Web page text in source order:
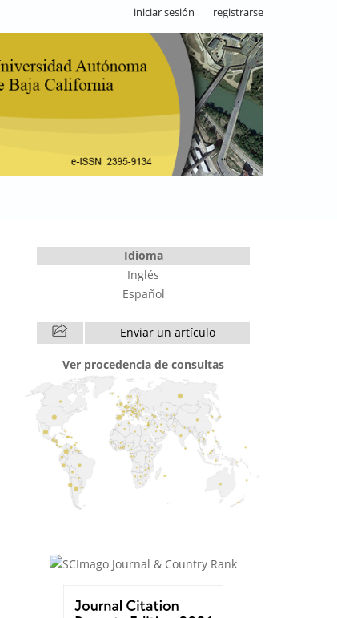
iniciar sesión registrarse
Idioma
Inglés
Español
Enviar un artículo
Ver procedencia de consultas